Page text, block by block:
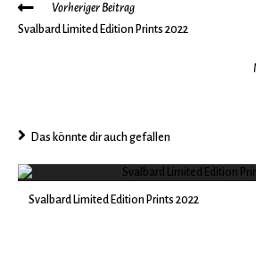
Vorheriger Beitrag
Svalbard Limited Edition Prints 2022
Das könnte dir auch gefallen
Svalbard Limited Edition Prints 2022